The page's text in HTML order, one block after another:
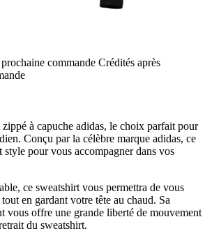
commande Crédités après
à capuche adidas, le choix parfait pour
Conçu par la célèbre marque adidas, ce
pour vous accompagner dans vos
ce sweatshirt vous permettra de vous
en gardant votre tête au chaud. Sa
vous offre une grande liberté de mouvement
du sweatshirt.